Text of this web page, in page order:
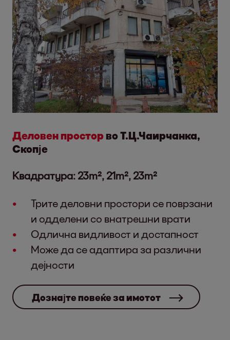
Деловен простор во Т.Ц.Чаирчанка,
Скопје
Квадратура: 23m², 21m², 23m²
Трите деловни простори се поврзани
и одделени со внатрешни врати
Одлична видливост и достапност
Може да се адаптира за различни
дејности
Дознајте повеќе за имотот